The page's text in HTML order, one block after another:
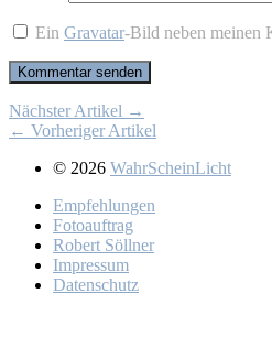
EinGravatar-Bild neben meinen
Nächster Artikel →
← Vorheriger Artikel
© 2026 WahrScheinLicht
Emp­feh­lun­gen
Fo­to­auf­trag
Ro­bert Söll­ner
Im­pres­sum
Da­ten­schutz